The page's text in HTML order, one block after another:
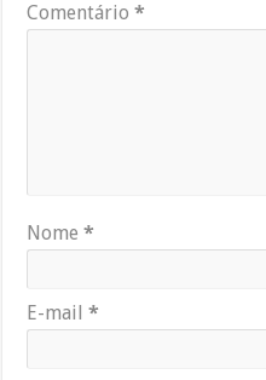
Comentário*
Nome*
E-mail*